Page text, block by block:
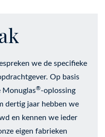
we de specifieke
Op basis
Monuglas®-oplossing
dertig jaar hebben we
en kennen we ieder
eigen fabrieken